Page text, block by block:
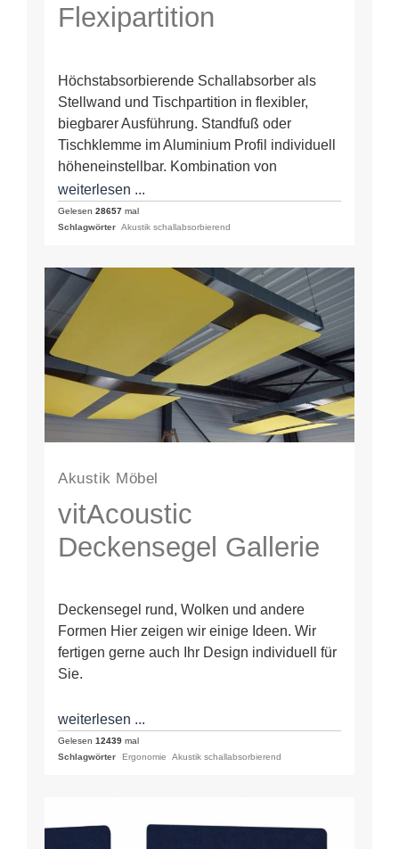
Flexipartition
Höchstabsorbierende Schallabsorber als
Stellwand und Tischpartition in flexibler,
biegbarer Ausführung. Standfuß oder
Tischklemme im Aluminium Profil individuell
höheneinstellbar. Kombination von
verschiedenen Größen und Farben.
Verbindungsprofile und flexible Scharniere.
weiterlesen ...
Gelesen 28657 mal
Schlagwörter Akustik schallabsorbierend
Akustik Möbel
vitAcoustic
Deckensegel Gallerie
Deckensegel rund, Wolken und andere
Formen Hier zeigen wir einige Ideen. Wir
fertigen gerne auch Ihr Design individuell für
Sie.
weiterlesen ...
Gelesen 12439 mal
Schlagwörter
Ergonomie Akustik schallabsorbierend